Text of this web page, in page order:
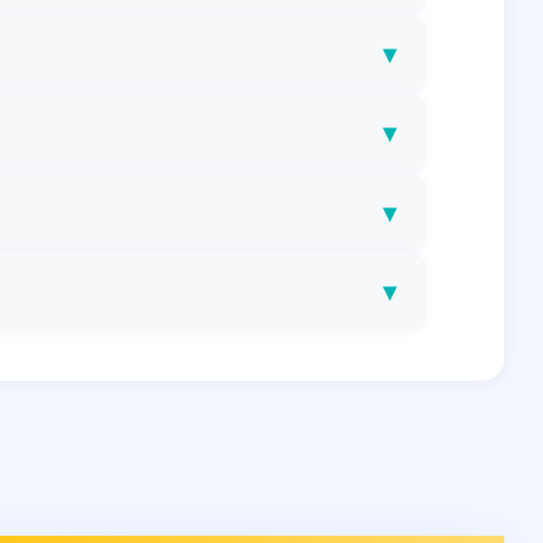
▾
▾
▾
▾